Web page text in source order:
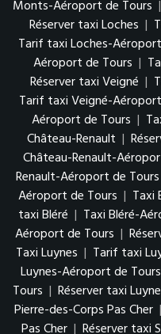
Monts-Aéroport de Tours |
Réserver taxi Loches |
Tarif taxi Loches-
Aéroport de Tours |
Réserver taxi Veigné |
Tarif taxi Veigné-
Aéroport de Tours |
Château-Renault |
Château-Renault-
Renault-Aéroport de Tours
Aéroport de Tours | Taxi
taxi Bléré | Taxi Bléré-
Aéroport de Tours |
Taxi Luynes | Tarif taxi
Luynes-Aéroport de Tours
Tours | Réserver taxi
Pierre-des-Corps Pas Cher |
Pas Cher | Réserver taxi